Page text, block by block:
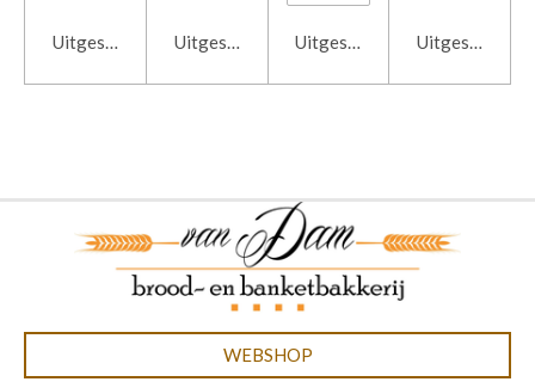
Uitgeschakeld Uitgeschakeld Uitgeschakeld Uitgeschakeld
WEBSHOP